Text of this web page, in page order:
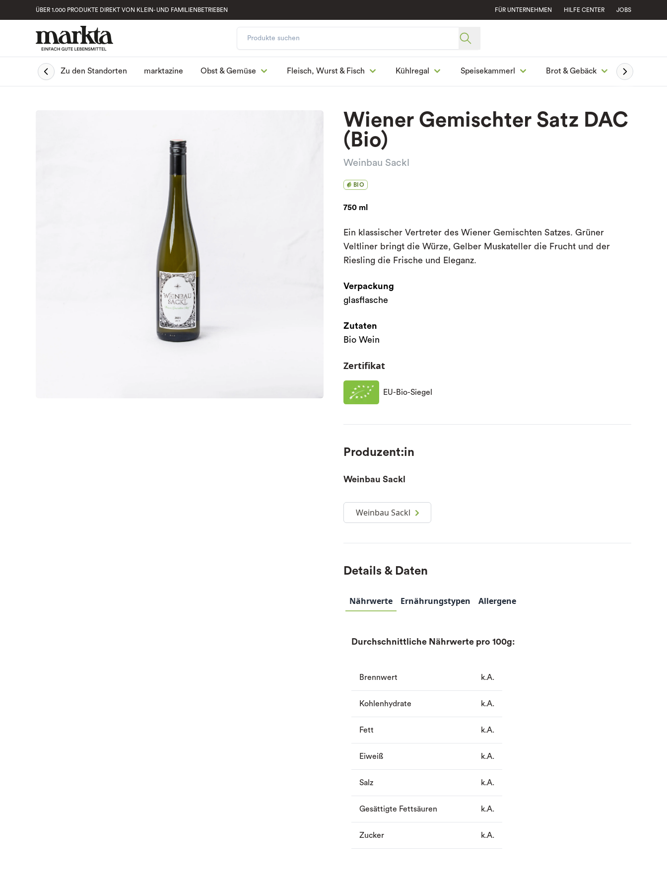
ÜBER 1.000 PRODUKTE DIREKT VON KLEIN- UND FAMILIENBETRIEBEN FÜR UNTERNEHMEN HILFE CENTER JOBS
Zu den Standorten marktazine Obst & Gemüse Fleisch, Wurst & Fisch Kühlregal Speisekammerl Brot & Gebäck
Wiener Gemischter Satz DAC
(Bio)
Weinbau Sackl
BIO
750 ml
Ein klassischer Vertreter des Wiener Gemischten Satzes. Grüner
Veltliner bringt die Würze, Gelber Muskateller die Frucht und der
Riesling die Frische und Eleganz.
Verpackung
glasflasche
Zutaten
Bio Wein
Zertifikat
EU-Bio-Siegel
Produzent:in
Weinbau Sackl
Weinbau Sackl
Details & Daten
Nährwerte Ernährungstypen Allergene
Durchschnittliche Nährwerte pro 100g:
Brennwert k.A.
Kohlenhydrate k.A.
Fett k.A.
Eiweiß k.A.
Salz k.A.
Gesättigte Fettsäuren k.A.
Zucker k.A.